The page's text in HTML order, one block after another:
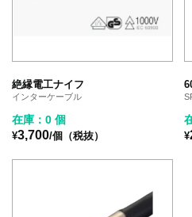
絶縁電工ナイフ
インターケーブル
在庫：0 個
¥3,700/個（税抜） ¥